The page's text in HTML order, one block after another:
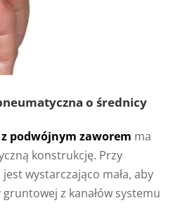
o średnicy
podwójnym zaworem ma
konstrukcję. Przy
wystarczająco mała, aby
z kanałów systemu